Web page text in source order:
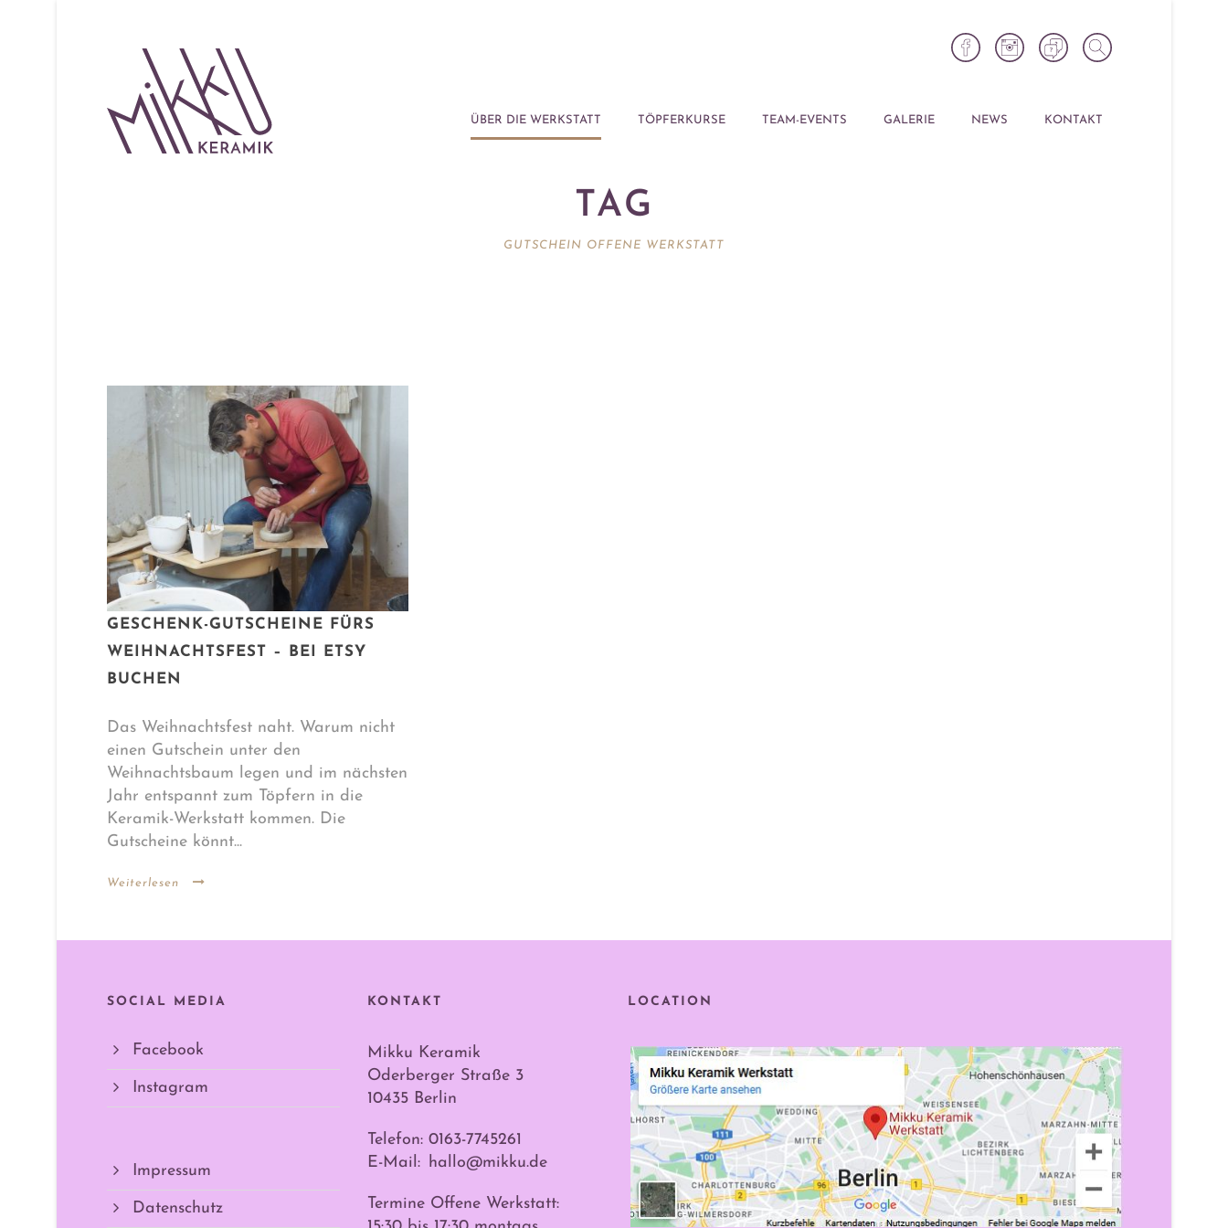
ÜBER DIE WERKSTATT TÖPFERKURSE TEAM-EVENTS GALERIE NEWS KONTAKT
TAG
GUTSCHEIN OFFENE WERKSTATT
GESCHENK-GUTSCHEINE FÜRS
WEIHNACHTSFEST – BEI ETSY
BUCHEN
Das Weihnachtsfest naht. Warum nicht
einen Gutschein unter den
Weihnachtsbaum legen und im nächsten
Jahr entspannt zum Töpfern in die
Keramik-Werkstatt kommen. Die
Gutscheine könnt...
Weiterlesen
SOCIAL MEDIA
Facebook
Instagram
Impressum
Datenschutz
KONTAKT
Mikku Keramik
Oderberger Straße 3
10435 Berlin
Telefon: 0163-7745261
E-Mail: hallo@mikku.de
Termine Offene Werkstatt:
LOCATION